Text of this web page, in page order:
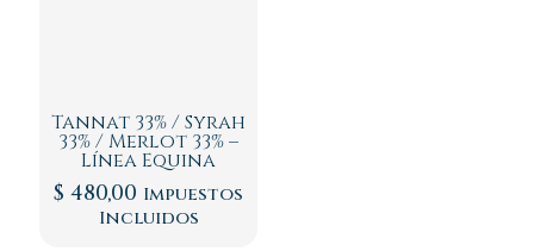
Tannat 33% / Syrah
33% / Merlot 33% –
Línea Equina
$ 480,00 Impuestos
Incluidos